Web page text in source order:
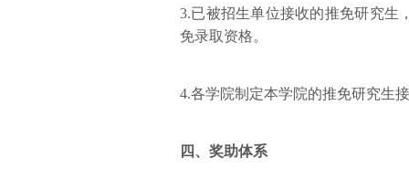
3.已被招生单位接收的推免研究生
免录取资格。
4.各学院制定本学院的推免研究生
四、奖助体系